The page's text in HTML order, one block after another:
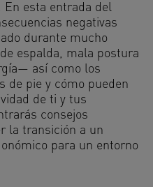
En esta entrada del
negativas
durante mucho
espalda, mala postura
así como los
de pie y cómo pueden
de ti y tus
consejos
la transición a un
para un entorno